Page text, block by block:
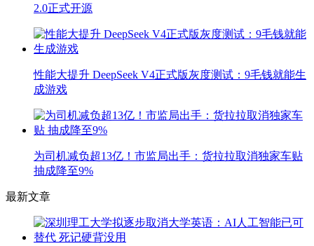
2.0正式开源
性能大提升 DeepSeek V4正式版灰度测试：9毛钱就能生
成游戏
为司机减负超13亿！市监局出手：货拉拉取消独家车贴
抽成降至9%
最新文章